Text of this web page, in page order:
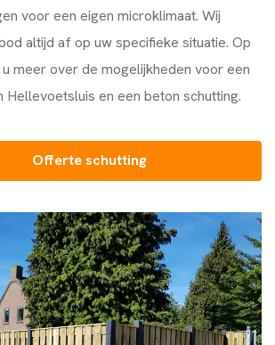
voor een eigen microklimaat. Wij
altijd af op uw specifieke situatie. Op
meer over de mogelijkheden voor een
Hellevoetsluis en een beton schutting.
Offerte schutting